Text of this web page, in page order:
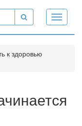
Toggle
к здоровью